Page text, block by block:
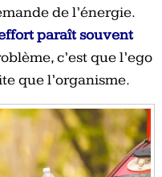
de l’énergie.
paraît souvent
c’est que l’ego
que l’organisme.